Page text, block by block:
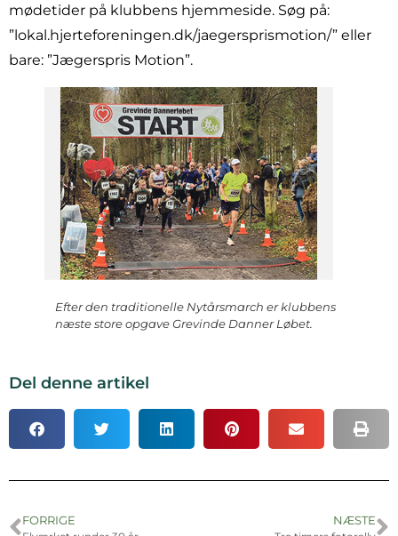
mødetider på klubbens hjemmeside. Søg på:
”lokal.hjerteforeningen.dk/jaegersprismotion/” eller
bare: ”Jægerspris Motion”.
Efter den traditionelle Nytårsmarch er klubbens
næste store opgave Grevinde Danner Løbet.
Del denne artikel
FORRIGE
NÆSTE